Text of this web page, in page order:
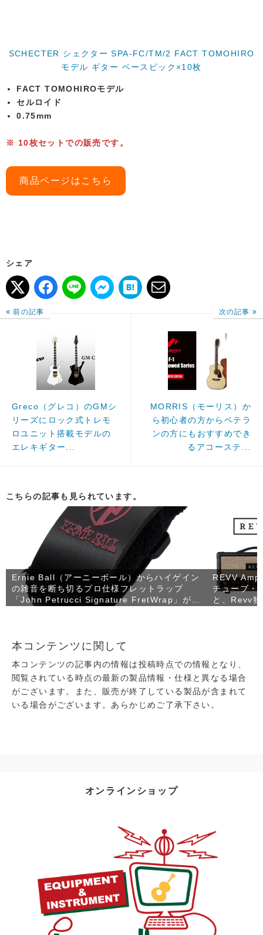
SCHECTER シェクター SPA-FC/TM/2 FACT TOMOHIRO
モデル ギター ベースピック×10枚
FACT TOMOHIROモデル
セルロイド
0.75mm
※ 10枚セットでの販売です。
商品ページはこちら
シェア
前の記事
Greco（グレコ）のGMシ
リーズにロック式トレモ
ロユニット搭載モデルの
エレキギター...
次の記事
MORRIS（モーリス）か
ら初心者の方からベテラ
ンの方にもおすすめでき
るアコーステ...
こちらの記事も見られています。
Ernie Ball（アーニーボール）からハイゲイン
の雑音を断ち切るプロ仕様フレットラップ
「John Petrucci Signature FretWrap」が発
REVV
チューブ・
と、Revv
本コンテンツに関して
本コンテンツの記事内の情報は投稿時点での情報となり、
閲覧されている時点の最新の製品情報・仕様と異なる場合
がございます。また、販売が終了している製品が含まれて
いる場合がございます。あらかじめご了承下さい。
オンラインショップ